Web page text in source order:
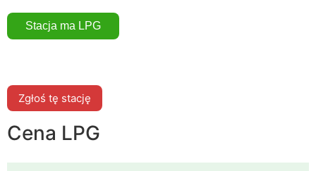
Zgłoś tę stację
Cena LPG